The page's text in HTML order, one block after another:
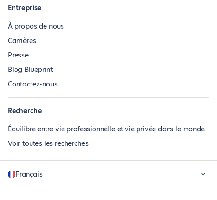
Entreprise
À propos de nous
Carrières
Presse
Blog Blueprint
Contactez-nous
Recherche
Équilibre entre vie professionnelle et vie privée dans le monde
Voir toutes les recherches
Français